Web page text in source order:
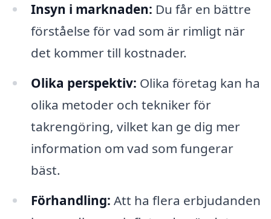
Insyn i marknaden: Du får en bättre
förståelse för vad som är rimligt när
det kommer till kostnader.
Olika perspektiv: Olika företag kan ha
olika metoder och tekniker för
takrengöring, vilket kan ge dig mer
information om vad som fungerar
bäst.
Förhandling: Att ha flera erbjudanden